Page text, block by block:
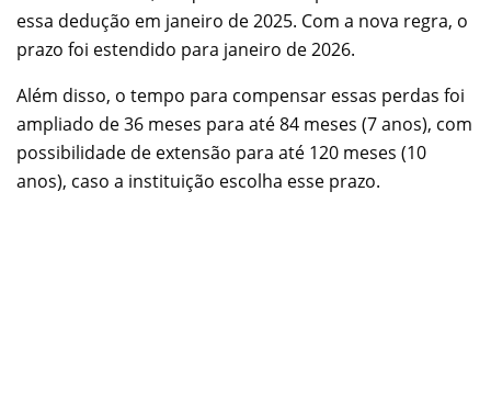
essa dedução em janeiro de 2025. Com a nova regra, o
prazo foi estendido para janeiro de 2026.
Além disso, o tempo para compensar essas perdas foi
ampliado de 36 meses para até 84 meses (7 anos), com
possibilidade de extensão para até 120 meses (10
anos), caso a instituição escolha esse prazo.